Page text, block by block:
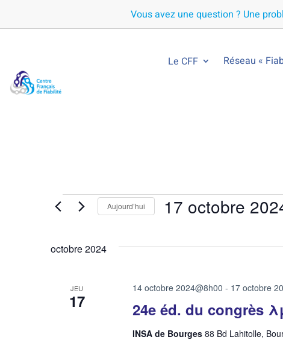
Vous avez une question ? Une
Le CFF Réseau «
Évènements
Aujourd’hui 17 octobre
date.
octobre 2024
JEU
17 24e éd. du congrès
14 octobre 2024@8h00 - 17 octobre
INSA de Bourges 88 Bd Lahitolle,